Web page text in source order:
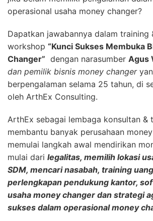
operasional usaha money changer?
Dapatkan jawabannya dalam training
workshop “Kunci Sukses Membuka
Changer” dengan narasumber Agus
dan pemilik bisnis money changer
berpengalaman selama 25 tahun, di
oleh ArthEx Consulting.
ArthEx sebagai lembaga konsultan &
membantu banyak perusahaan
memulai langkah awal mendirikan
mulai dari legalitas, memilih lokasi
SDM, mencari nasabah, training
perlengkapan pendukung kantor,
usaha money changer dan strategi
sukses dalam operasional money